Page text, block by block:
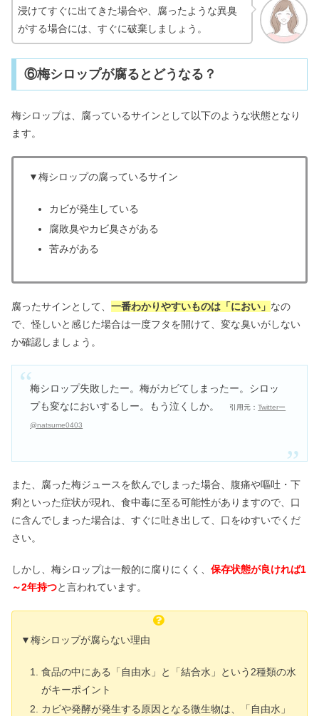
浸けてすぐに出てきた場合や、腐ったような異臭
がする場合には、すぐに破棄しましょう。
⑥梅シロップが腐るとどうなる？
梅シロップは、腐っているサインとして以下のような状態となり
ます。
▼梅シロップの腐っているサイン
カビが発生している
腐敗臭やカビ臭さがある
苦みがある
腐ったサインとして、 一番わかりやすいものは「におい」 なの
で、怪しいと感じた場合は一度フタを開けて、変な臭いがしない
か確認しましょう。
梅シロップ失敗したー。梅がカビてしまったー。シロッ
プも変なにおいするしー。もう泣くしか。
引用元：Twitterー
@natsume0403
また、腐った梅ジュースを飲んでしまった場合、腹痛や嘔吐・下
痢といった症状が現れ、食中毒に至る可能性がありますので、口
に含んでしまった場合は、すぐに吐き出して、口をゆすいでくだ
さい。
しかし、梅シロップは一般的に腐りにくく、 保存状態が良ければ1
～2年持つと言われています。
▼梅シロップが腐らない理由
食品の中にある「自由水」と「結合水」という2種類の水
がキーポイント
カビや発酵が発生する原因となる微生物は、「自由水」